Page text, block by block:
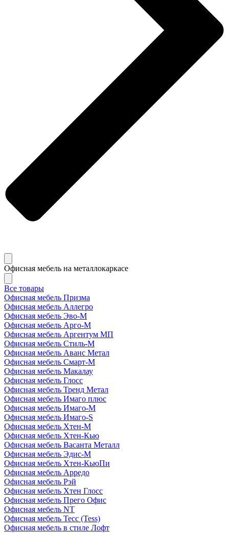
Офисная мебель на металлокаркасе
Все товары
Офисная мебель Призма
Офисная мебель Аллегро
Офисная мебель Эво-M
Офисная мебель Арго-М
Офисная мебель Аргентум МП
Офисная мебель Стиль-М
Офисная мебель Аванс Метал
Офисная мебель Смарт-М
Офисная мебель Макалау
Офисная мебель Глосс
Офисная мебель Тренд Метал
Офисная мебель Имаго плюс
Офисная мебель Имаго-М
Офисная мебель Имаго-S
Офисная мебель Хтен-M
Офисная мебель Хтен-Кью
Офисная мебель Васанта Металл
Офисная мебель Эдис-M
Офисная мебель Хтен-КьюПи
Офисная мебель Арредо
Офисная мебель Рэй
Офисная мебель Хтен Глосс
Офисная мебель Прего Офис
Офисная мебель NT
Офисная мебель Тесс (Tess)
Офисная мебель в стиле Лофт